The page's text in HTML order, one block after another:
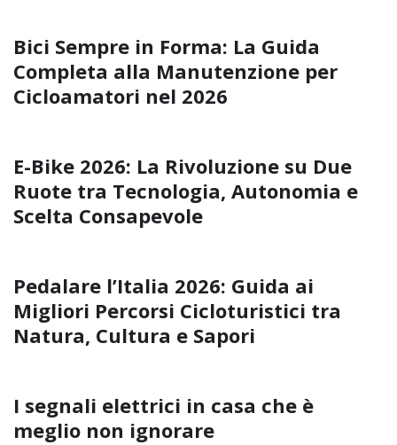
Bici Sempre in Forma: La Guida
Completa alla Manutenzione per
Cicloamatori nel 2026
E-Bike 2026: La Rivoluzione su Due
Ruote tra Tecnologia, Autonomia e
Scelta Consapevole
Pedalare l’Italia 2026: Guida ai
Migliori Percorsi Cicloturistici tra
Natura, Cultura e Sapori
I segnali elettrici in casa che è
meglio non ignorare